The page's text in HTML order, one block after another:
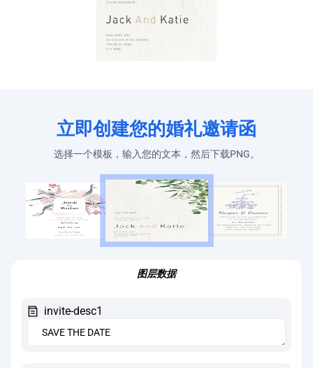
立即创建您的婚礼邀请函
选择一个模板，输入您的文本，然后下载PNG。
图层数据
invite-desc1